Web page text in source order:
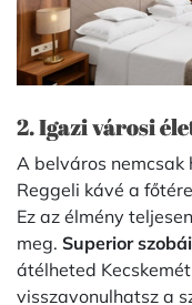
2. Igazi városi
A belváros nemcsak
Reggeli kávé a
Ez az élmény
meg. Superior
átélheted
visszavonulhatsz a